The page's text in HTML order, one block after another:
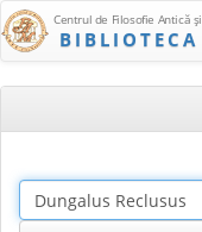
Centrul de Filosofie Antică
BIBLIOTECA